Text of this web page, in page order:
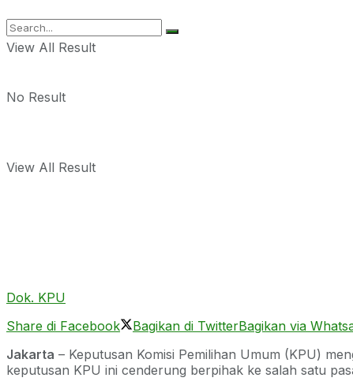
No Result
View All Result
View All Result
Dok. KPU
Share di Facebook
Bagikan di TwitterBagikan via
Jakarta – Keputusan Komisi Pemilihan Umum (KPU)
keputusan KPU ini cenderung berpihak ke salah satu